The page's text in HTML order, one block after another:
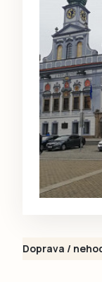
Doprava /